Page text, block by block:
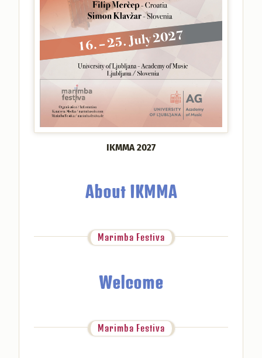
IKMMA 2027
About IKMMA
Marimba Festiva
Welcome
Marimba Festiva